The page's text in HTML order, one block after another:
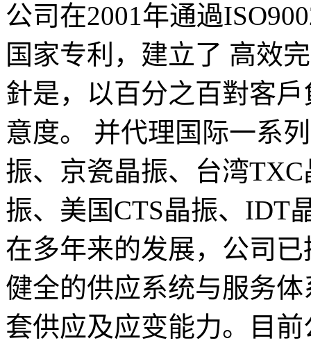
公司在2001年通過
国家专利，建立了 高效
針是，以百分之百對客
意度。 并代理国际一系
振、京瓷晶振、台湾
振、美国CTS晶振、IDT
在多年来的发展，公司
健全的供应系统与服务
套供应及应变能力。目